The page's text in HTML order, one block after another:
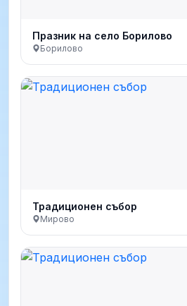
Празник на село Борилово
Борилово
Традиционен събор
Мирово